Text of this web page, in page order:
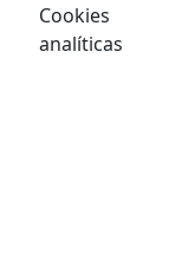
Cookies
analíticas